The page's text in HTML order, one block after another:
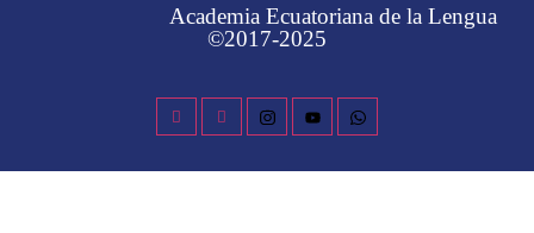
Academia Ecuatoriana de la Lengua
©2017-2025